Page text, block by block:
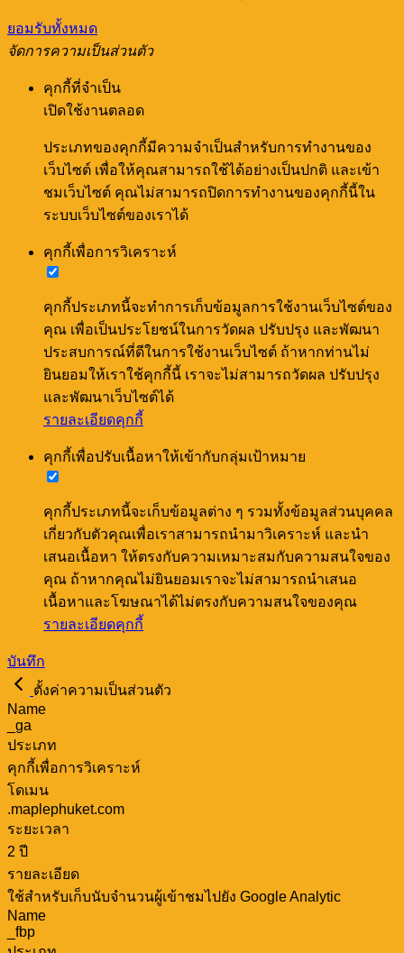
ยอมรับทั้งหมด
จัดการความเป็นส่วนตัว
คุกกี้ที่จำเป็น
เปิดใช้งานตลอด
ประเภทของคุกกี้มีความจำเป็นสำหรับการทำงานของ
เว็บไซต์ เพื่อให้คุณสามารถใช้ได้อย่างเป็นปกติ และเข้า
ชมเว็บไซต์ คุณไม่สามารถปิดการทำงานของคุกกี้นี้ใน
ระบบเว็บไซต์ของเราได้
คุกกี้เพื่อการวิเคราะห์
คุกกี้ประเภทนี้จะทำการเก็บข้อมูลการใช้งานเว็บไซต์ของ
คุณ เพื่อเป็นประโยชน์ในการวัดผล ปรับปรุง และพัฒนา
ประสบการณ์ที่ดีในการใช้งานเว็บไซต์ ถ้าหากท่านไม่
ยินยอมให้เราใช้คุกกี้นี้ เราจะไม่สามารถวัดผล ปรับปรุง
และพัฒนาเว็บไซต์ได้
รายละเอียดคุกกี้
คุกกี้เพื่อปรับเนื้อหาให้เข้ากับกลุ่มเป้าหมาย
คุกกี้ประเภทนี้จะเก็บข้อมูลต่าง ๆ รวมทั้งข้อมูลส่วนบุคคล
เกี่ยวกับตัวคุณเพื่อเราสามารถนำมาวิเคราะห์ และนำ
เสนอเนื้อหา ให้ตรงกับความเหมาะสมกับความสนใจของ
คุณ ถ้าหากคุณไม่ยินยอมเราจะไม่สามารถนำเสนอ
เนื้อหาและโฆษณาได้ไม่ตรงกับความสนใจของคุณ
รายละเอียดคุกกี้
บันทึก
ตั้งค่าความเป็นส่วนตัว
Name
_ga
ประเภท
คุกกี้เพื่อการวิเคราะห์
โดเมน
.maplephuket.com
ระยะเวลา
2 ปี
รายละเอียด
ใช้สำหรับเก็บนับจำนวนผู้เข้าชมไปยัง Google Analytic
Name
_fbp